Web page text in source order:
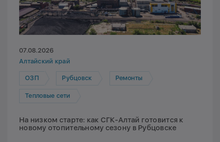
07.08.2026
Алтайский край
ОЗП Рубцовск Ремонты
Тепловые сети
На низком старте: как СГК-Алтай готовится к
новому отопительному сезону в Рубцовске